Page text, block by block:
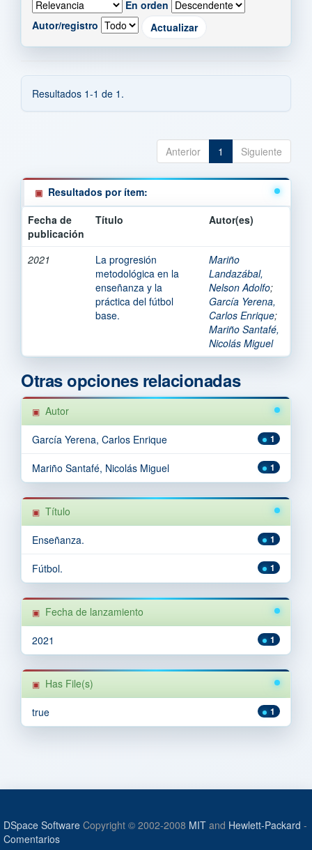
En orden
Autor/registro
Resultados 1-1 de 1.
Anterior 1 Siguiente
Resultados por ítem:
Fecha de
publicación
Título Autor(es)
2021
La progresión
metodológica en la
enseñanza y la
práctica del fútbol
base.
Mariño
Landazábal,
Nelson Adolfo;
García Yerena,
Carlos Enrique;
Mariño Santafé,
Nicolás Miguel
Otras opciones relacionadas
Autor
1
García Yerena, Carlos Enrique
1
Mariño Santafé, Nicolás Miguel
Título
1
Enseñanza.
1
Fútbol.
Fecha de lanzamiento
1
2021
Has File(s)
1
true
DSpace Software Copyright © 2002-2008 MIT and Hewlett-Packard -
Comentarios